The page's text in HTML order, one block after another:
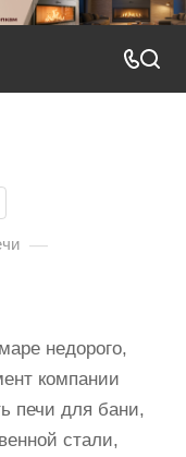
—
недорого,
компании
печи для бани,
стали,